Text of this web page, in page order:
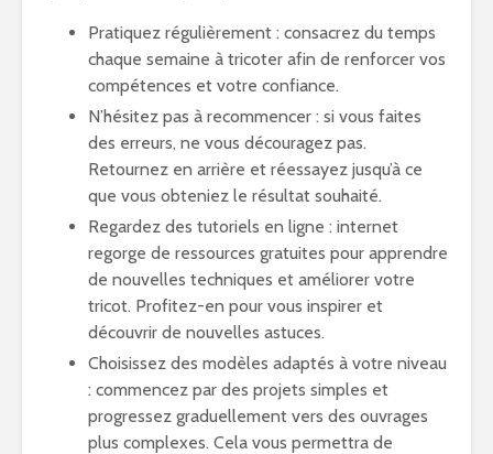
Pratiquez régulièrement : consacrez du temps
chaque semaine à tricoter afin de renforcer vos
compétences et votre confiance.
N’hésitez pas à recommencer : si vous faites
des erreurs, ne vous découragez pas.
Retournez en arrière et réessayez jusqu’à ce
que vous obteniez le résultat souhaité.
Regardez des tutoriels en ligne : internet
regorge de ressources gratuites pour apprendre
de nouvelles techniques et améliorer votre
tricot. Profitez-en pour vous inspirer et
découvrir de nouvelles astuces.
Choisissez des modèles adaptés à votre niveau
: commencez par des projets simples et
progressez graduellement vers des ouvrages
plus complexes. Cela vous permettra de